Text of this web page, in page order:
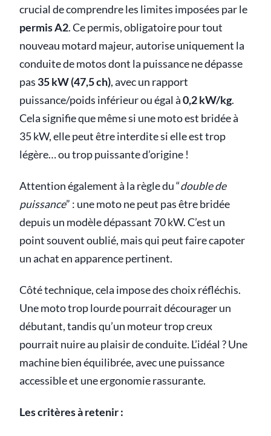
crucial de comprendre les limites imposées par le
permis A2. Ce permis, obligatoire pour tout
nouveau motard majeur, autorise uniquement la
conduite de motos dont la puissance ne dépasse
pas 35 kW (47,5 ch), avec un rapport
puissance/poids inférieur ou égal à0,2 kW/kg.
Cela signifie que même si une moto est bridée à
35 kW, elle peut être interdite si elle est trop
légère… ou trop puissante d’origine !
Attention également à la règle du “double de
puissance” : une moto ne peut pas être bridée
depuis un modèle dépassant 70 kW. C’est un
point souvent oublié, mais qui peut faire capoter
un achat en apparence pertinent.
Côté technique, cela impose des choix réfléchis.
Une moto trop lourde pourrait décourager un
débutant, tandis qu’un moteur trop creux
pourrait nuire au plaisir de conduite. L’idéal ? Une
machine bien équilibrée, avec une puissance
accessible et une ergonomie rassurante.
Les critères à retenir :